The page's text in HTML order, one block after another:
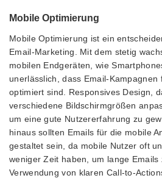
Mobile Optimierung
Mobile Optimierung ist ein
Email-Marketing. Mit dem stetig
mobilen Endgeräten, wie
unerlässlich, dass Email-Kampagnen
optimiert sind. Responsives Design,
verschiedene Bildschirmgrößen
um eine gute Nutzererfahrung zu
hinaus sollten Emails für die mobile
gestaltet sein, da mobile Nutzer oft
weniger Zeit haben, um lange Emails
Verwendung von klaren Call-to-